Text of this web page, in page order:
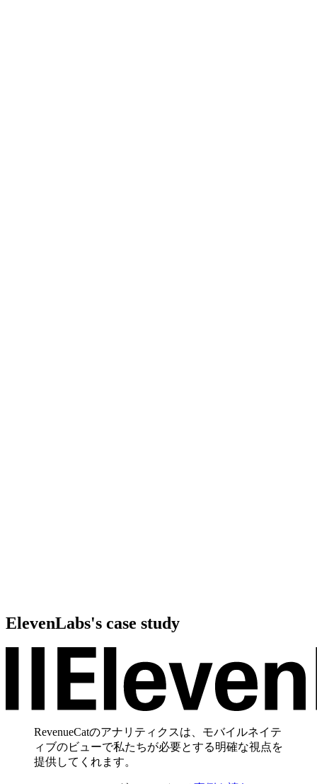
ElevenLabs's case study
RevenueCatのアナリティクスは、モバイルネイテ
ィブのビューで私たちが必要とする明確な視点を
提供してくれます。